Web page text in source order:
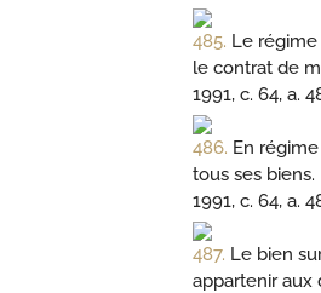
485. Le
le contrat de
1991, c. 64, a.
486. En
tous ses biens.
1991, c. 64, a.
487. Le bien
appartenir aux